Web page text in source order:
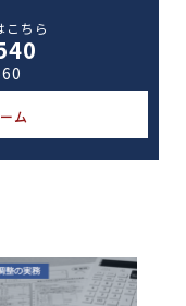
こちら
ム